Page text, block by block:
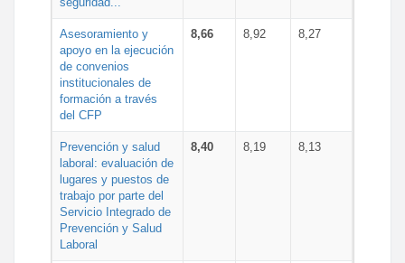
Asesoramiento y
apoyo en la ejecución
de convenios
institucionales de
formación a través
del CFP
8,66 8,92 8,27
Prevención y salud
laboral: evaluación de
lugares y puestos de
trabajo por parte del
Servicio Integrado de
Prevención y Salud
Laboral
8,40 8,19 8,13